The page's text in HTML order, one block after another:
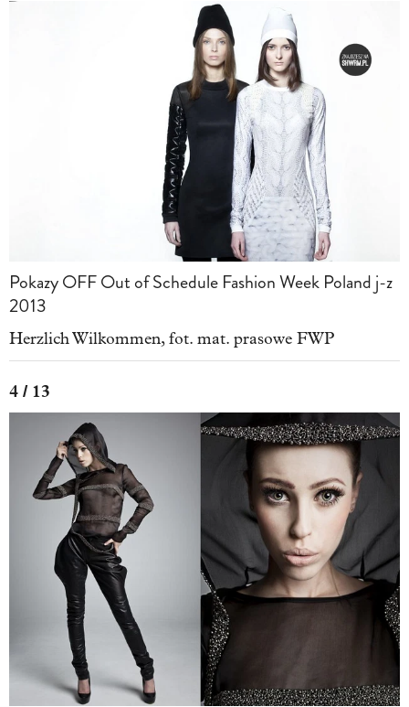
Pokazy OFF Out of Schedule Fashion Week Poland j-z
2013
Herzlich Wilkommen, fot. mat. prasowe FWP
4 / 13